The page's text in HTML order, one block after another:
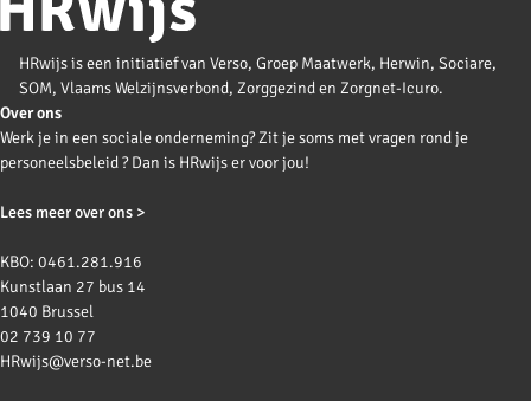
HRwijs is een initiatief van Verso, Groep Maatwerk, Herwin, Sociare,
SOM, Vlaams Welzijnsverbond, Zorggezind en Zorgnet-Icuro.
Over ons
Werk je in een sociale onderneming? Zit je soms met vragen rond je
personeelsbeleid ? Dan is HRwijs er voor jou!
Lees meer over ons >
KBO: 0461.281.916
Kunstlaan 27 bus 14
1040 Brussel
02 739 10 77
HRwijs@verso-net.be